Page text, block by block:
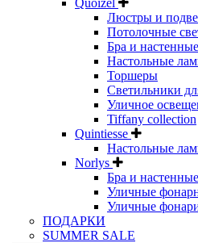
Quoizel
Люстры и
Потолочные
Бра и
Настольные
Торшеры
Светильники
Уличное
Tiffany collection
Quintiesse
Настольные
Norlys
Бра и
Уличные
Уличные
ПОДАРКИ
SUMMER SALE